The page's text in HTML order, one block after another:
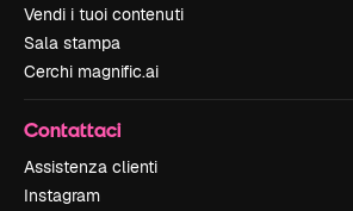
Vendi i tuoi contenuti
Sala stampa
Cerchi magnific.ai
Contattaci
Assistenza clienti
Instagram